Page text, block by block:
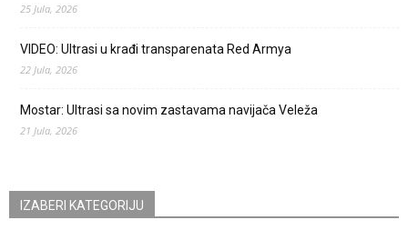
25 Jula, 2026
VIDEO: Ultrasi u krađi transparenata Red Armya
22 Jula, 2026
Mostar: Ultrasi sa novim zastavama navijača Veleža
21 Jula, 2026
IZABERI KATEGORIJU